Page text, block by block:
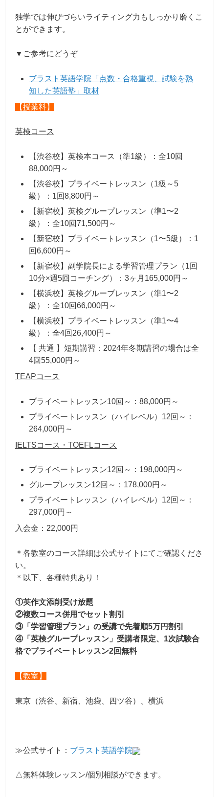
独学では伸びづらいライティング力もしっかり磨くこ
とができます。
▼ ご参考にどうぞ
ブラスト英語学院「点数・合格重視、試験を熟
知した英語塾」取材
【授業料】
英検コース
【渋谷校】英検本コース（準1級）：全10回
88,000円～
【渋谷校】プライベートレッスン（1級～5
級）：1回8,800円～
【新宿校】英検グループレッスン（準1〜2
級）：全10回71,500円～
【新宿校】プライベートレッスン（1〜5級）：1
回6,600円～
【新宿校】副学院長による学習管理プラン（1回
10分×週5回コーチング）：3ヶ月165,000円～
【横浜校】英検グループレッスン（準1〜2
級）：全10回66,000円～
【横浜校】プライベートレッスン（準1〜4
級）：全4回26,400円～
【 共通 】短期講習：2024年冬期講習の場合は全
4回55,000円～
TEAPコース
プライベートレッスン10回～：88,000円～
プライベートレッスン（ハイレベル）12回～：
264,000円～
IELTSコース・TOEFLコース
プライベートレッスン12回～：198,000円～
グループレッスン12回～：178,000円～
プライベートレッスン（ハイレベル）12回～：
297,000円～
入会金：22,000円
＊各教室のコース詳細は公式サイトにてご確認くださ
い。
＊以下、各種特典あり！
①英作文添削受け放題
②複数コース併用でセット割引
③「学習管理プラン」の受講で先着順5万円割引
④「英検グループレッスン」受講者限定、1次試験合
格でプライベートレッスン2回無料
【教室】
東京（渋谷、新宿、池袋、四ツ谷）、横浜
≫公式サイト： ブラスト英語学院
△無料体験レッスン/個別相談ができます。